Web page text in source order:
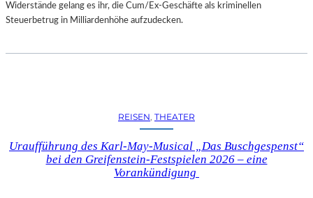
Widerstände gelang es ihr, die Cum/Ex-Geschäfte als kriminellen
Steuerbetrug in Milliardenhöhe aufzudecken.
REISEN, THEATER
Uraufführung des Karl-May-Musical „Das Buschgespenst“
bei den Greifenstein-Festspielen 2026 – eine
Vorankündigung